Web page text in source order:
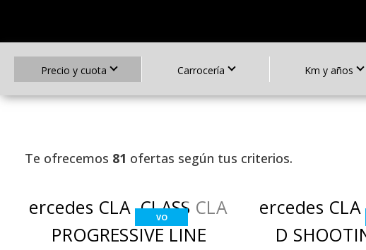
Precio y cuota Carrocería Km y años
Te ofrecemos 81 ofertas según tus criterios.
VO